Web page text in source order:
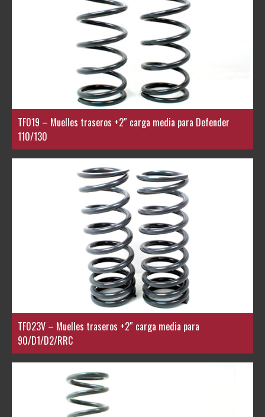
TF019 – Muelles traseros +2″ carga media para Defender
110/130
TF023V – Muelles traseros +2″ carga media para
90/D1/D2/RRC